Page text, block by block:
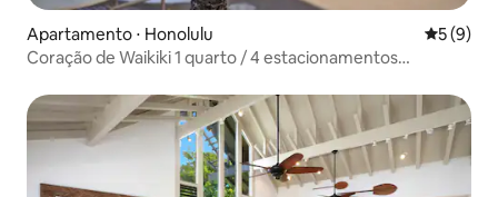
Apartamento ⋅ Honolulu 5 de
5 (9)
Coração de Waikiki 1 quarto / 4 estacionamentos